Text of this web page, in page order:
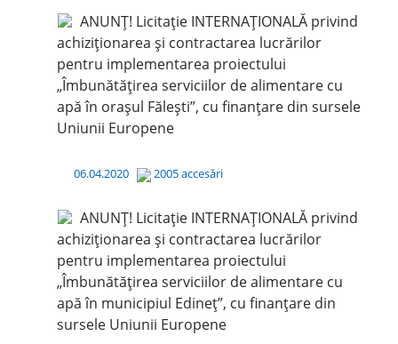
ANUNȚ! Licitație INTERNAȚIONALĂ privind
achiziționarea și contractarea lucrărilor
pentru implementarea proiectului
„Îmbunătățirea serviciilor de alimentare cu
apă în orașul Fălești”, cu finanțare din sursele
Uniunii Europene
06.04.2020 2005 accesări
ANUNȚ! Licitație INTERNAȚIONALĂ privind
achiziționarea și contractarea lucrărilor
pentru implementarea proiectului
„Îmbunătățirea serviciilor de alimentare cu
apă în municipiul Edineț”, cu finanțare din
sursele Uniunii Europene